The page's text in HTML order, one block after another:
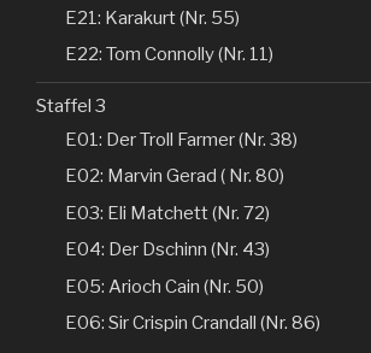
E21: Karakurt (Nr. 55)
E22: Tom Connolly (Nr. 11)
Staffel 3
E01: Der Troll Farmer (Nr. 38)
E02: Marvin Gerad ( Nr. 80)
E03: Eli Matchett (Nr. 72)
E04: Der Dschinn (Nr. 43)
E05: Arioch Cain (Nr. 50)
E06: Sir Crispin Crandall (Nr. 86)